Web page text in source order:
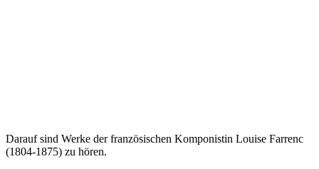
Darauf sind Werke der französischen Komponistin Louise Farrenc
(1804-1875) zu hören.